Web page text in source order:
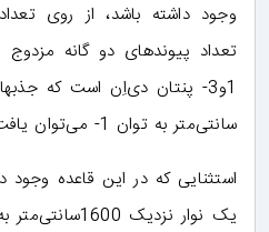
تعداد پیوندهای دو گانه
سانتی‌متر به توان 1- می‌توان یافت.
استثنایی که در این قاعده وجود